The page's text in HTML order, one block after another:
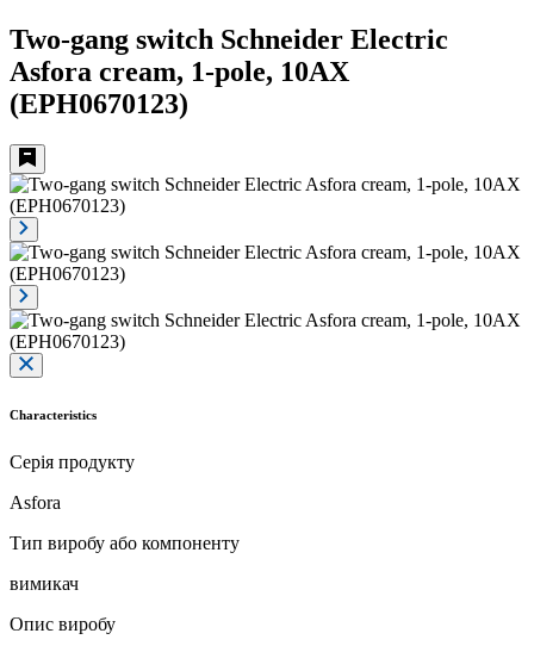
Two-gang switch Schneider Electric
Asfora cream, 1-pole, 10AX
(EPH0670123)
Characteristics
Серія продукту
Asfora
Тип виробу або компоненту
вимикач
Опис виробу